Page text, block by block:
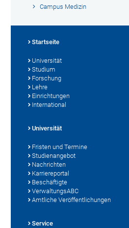
Campus Medizin
Startseite
Universität
Studium
Forschung
Lehre
Einrichtungen
International
Universität
Fristen und Termine
Studienangebot
Nachrichten
Karriereportal
Beschäftigte
VerwaltungsABC
Amtliche Veröffentlichungen
Service